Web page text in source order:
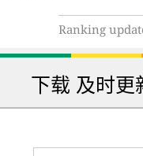
Ranking
下载 及时更